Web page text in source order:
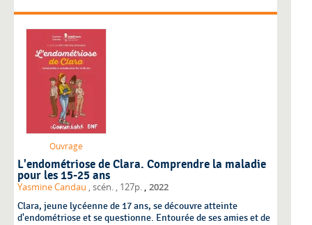
Ouvrage
L'endométriose de Clara. Comprendre la maladie
pour les 15-25 ans
Yasmine Candau , scén. , 127p. , 2022
Clara, jeune lycéenne de 17 ans, se découvre atteinte
d'endométriose et se questionne. Entourée de ses amies et de